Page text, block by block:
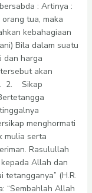
: Artinya :
tua, maka
kebahagiaan
Bila dalam suatu
dan harga
akan
2. Sikap
menghormati
mulia serta
Rasulullah
Allah dan
tetangganya” (H.R.
“Sembahlah Allah